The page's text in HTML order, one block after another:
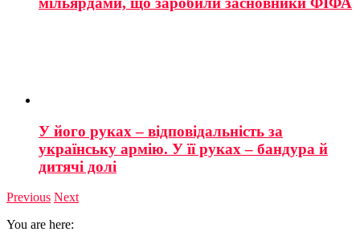
У його руках – відповідальність за
українську армію. У її руках – бандура й
дитячі долі
Previous Next
You are here: